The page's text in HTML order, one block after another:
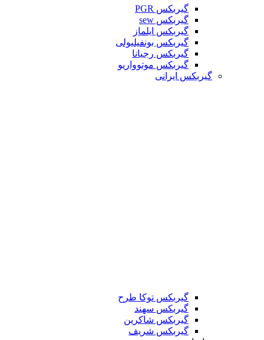
گیربکس PGR
گیربکس sew
گیربکس ایلماز
گیربکس بونفیلیولی
گیربکس رجیانا
گیربکس موتوواریو
گیربکس ایرانی
گیربکس توکا طرح
گیربکس سهند
گیربکس شاکرین
گیربکس شریف